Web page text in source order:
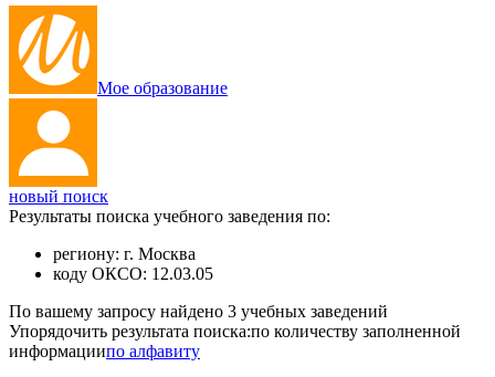
Мое образование
новый поиск
Результаты поиска учебного заведения по:
региону: г. Москва
коду ОКСО: 12.03.05
По вашему запросу найдено 3 учебных заведений
Упорядочить результата поиска:по количеству заполненной
информациипо алфавиту